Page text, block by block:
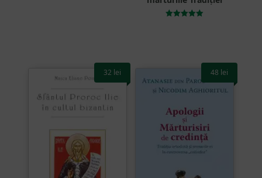
32 lei 48 lei